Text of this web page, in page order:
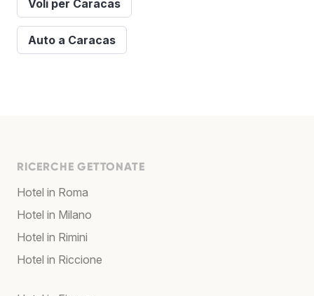
Voli per Caracas
Auto a Caracas
RICERCHE GETTONATE
Hotel in Roma
Hotel in Milano
Hotel in Rimini
Hotel in Riccione